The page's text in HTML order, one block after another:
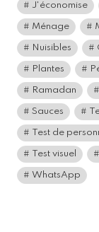
J'économise
Ménage
Nuisibles
Plantes
Ramadan
Sauces
Test de
Test visuel
WhatsApp